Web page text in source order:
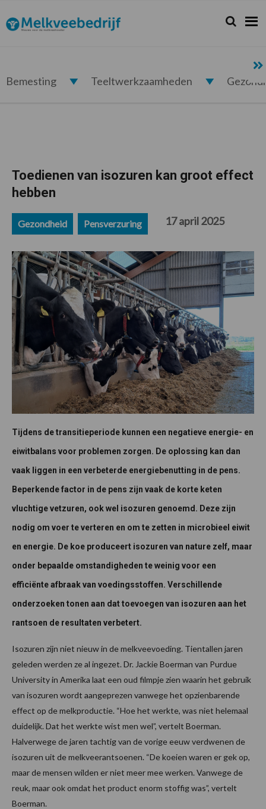
de
hoofdnavigatie
de
hoofd
de
eerste
de
voettekst
Melkveebedrijf.nl Zoeken...
Zoek
Bemesting Teeltwerkzaamheden
Toedienen van isozuren kan groot effect
hebben
Gezondheid Pensverzuring 17 april 2025
Tijdens de transitieperiode kunnen een negatieve energie- en
eiwitbalans voor problemen zorgen. De oplossing kan dan
vaak liggen in een verbeterde energiebenutting in de pens.
Beperkende factor in de pens zijn vaak de korte keten
vluchtige vetzuren, ook wel isozuren genoemd. Deze zijn
nodig om voer te verteren en om te zetten in microbieel eiwit
en energie. De koe produceert isozuren van nature zelf, maar
onder bepaalde omstandigheden te weinig voor een
efficiënte afbraak van voedingsstoffen. Verschillende
onderzoeken tonen aan dat toevoegen van isozuren aan het
rantsoen de resultaten verbetert.
Isozuren zijn niet nieuw in de melkveevoeding. Tientallen jaren
geleden werden ze al ingezet. Dr. Jackie Boerman van Purdue
University in Amerika laat een oud filmpje zien waarin het gebruik
van isozuren wordt aangeprezen vanwege het opzienbarende
effect op de melkproductie. “Hoe het werkte, was niet helemaal
duidelijk. Dat het werkte wist men wel”, vertelt Boerman.
Halverwege de jaren tachtig van de vorige eeuw verdwenen de
isozuren uit de melkveerantsoenen. “De koeien waren er gek op,
maar de mensen wilden er niet meer mee werken. Vanwege de
reuk, maar ook omdat het product enorm stoffig was”, vertelt
Boerman.